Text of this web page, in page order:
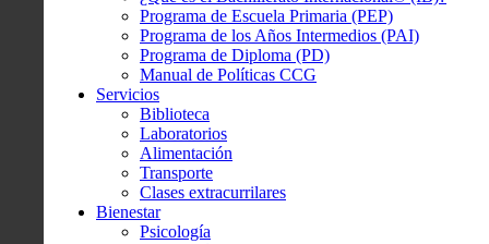
Programa de Escuela Primaria (PEP)
Programa de los Años Intermedios (PAI)
Programa de Diploma (PD)
Manual de Políticas CCG
Servicios
Biblioteca
Laboratorios
Alimentación
Transporte
Clases extracurrilares
Bienestar
Psicología